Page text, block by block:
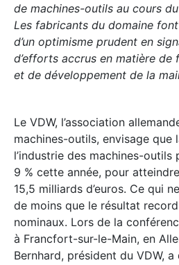
de machines-outils au cours
Les fabricants du domaine
d’un optimisme prudent en
d’efforts accrus en matière de
et de développement de la
Le VDW, l’association
machines-outils, envisage que
l’industrie des machines-
9 % cette année, pour
15,5 milliards d’euros. Ce qui
de moins que le résultat
nominaux. Lors de la
à Francfort-sur-le-Main, en
Bernhard, président du VDW, a